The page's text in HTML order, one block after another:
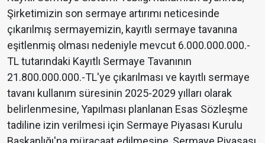
Şirketimizin son sermaye artırımı neticesinde
çıkarılmış sermayemizin, kayıtlı sermaye tavanına
eşitlenmiş olması nedeniyle mevcut 6.000.000.000.-
TL tutarındaki Kayıtlı Sermaye Tavanının
21.800.000.000.-TL'ye çıkarılması ve kayıtlı sermaye
tavanı kullanım süresinin 2025-2029 yılları olarak
belirlenmesine, Yapılması planlanan Esas Sözleşme
tadiline izin verilmesi için Sermaye Piyasası Kurulu